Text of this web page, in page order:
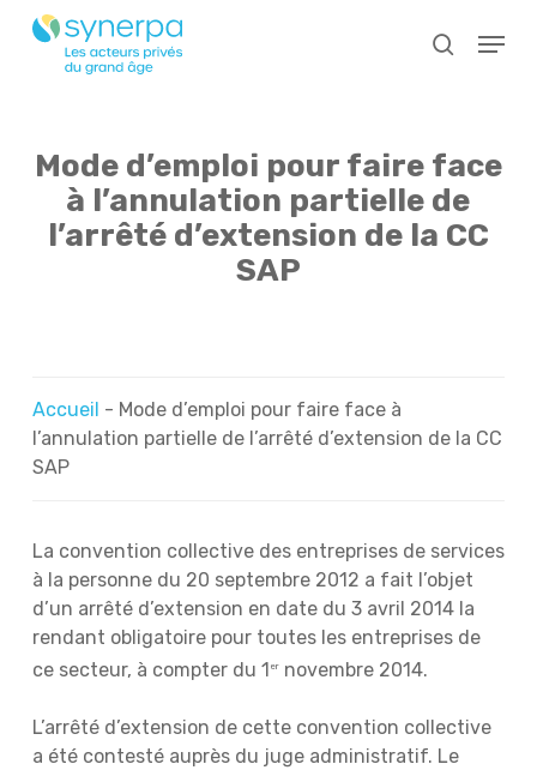
search
Menu
Mode d’emploi pour faire face
à l’annulation partielle de
l’arrêté d’extension de la CC
SAP
Accueil - Mode d’emploi pour faire face à
l’annulation partielle de l’arrêté d’extension de la CC
SAP
La convention collective des entreprises de services
à la personne du 20 septembre 2012 a fait l’objet
d’un arrêté d’extension en date du 3 avril 2014 la
rendant obligatoire pour toutes les entreprises de
ce secteur, à compter du 1 ernovembre 2014.
L’arrêté d’extension de cette convention collective
a été contesté auprès du juge administratif. Le